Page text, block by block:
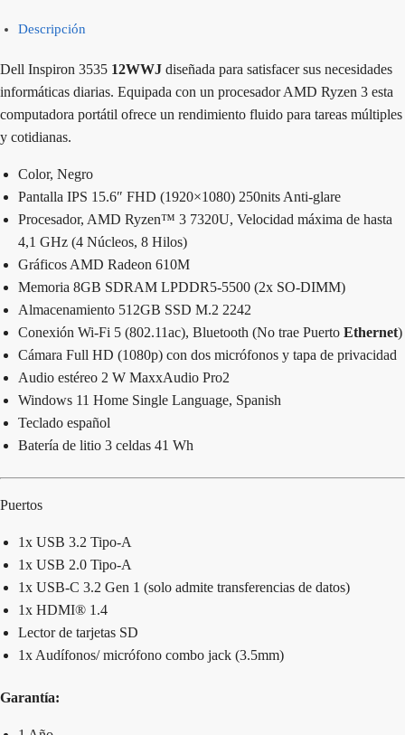
Descripción
Dell Inspiron 3535 12WWJ diseñada para satisfacer sus necesidades
informáticas diarias. Equipada con un procesador AMD Ryzen 3 esta
computadora portátil ofrece un rendimiento fluido para tareas múltiples
y cotidianas.
Color, Negro
Pantalla IPS 15.6″ FHD (1920×1080) 250nits Anti-glare
Procesador, AMD Ryzen™ 3 7320U, Velocidad máxima de hasta
4,1 GHz (4 Núcleos, 8 Hilos)
Gráficos AMD Radeon 610M
Memoria 8GB SDRAM LPDDR5-5500 (2x SO-DIMM)
Almacenamiento 512GB SSD M.2 2242
Conexión Wi-Fi 5 (802.11ac), Bluetooth (No trae Puerto Ethernet)
Cámara Full HD (1080p) con dos micrófonos y tapa de privacidad
Audio estéreo 2 W MaxxAudio Pro2
Windows 11 Home Single Language, Spanish
Teclado español
Batería de litio 3 celdas 41 Wh
Puertos
1x USB 3.2 Tipo-A
1x USB 2.0 Tipo-A
1x USB-C 3.2 Gen 1 (solo admite transferencias de datos)
1x HDMI® 1.4
Lector de tarjetas SD
1x Audífonos/ micrófono combo jack (3.5mm)
Garantía: